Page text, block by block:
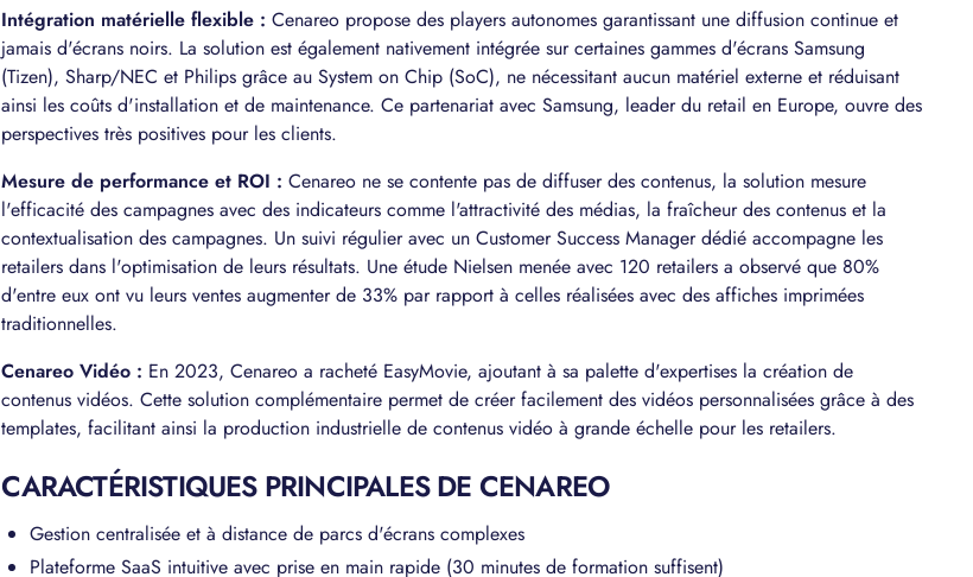
Intégration matérielle flexible : Cenareo propose des players autonomes garantissant une diffusion continue et
jamais d'écrans noirs. La solution est également nativement intégrée sur certaines gammes d'écrans Samsung
(Tizen), Sharp/NEC et Philips grâce au System on Chip (SoC), ne nécessitant aucun matériel externe et réduisant
ainsi les coûts d'installation et de maintenance. Ce partenariat avec Samsung, leader du retail en Europe, ouvre des
perspectives très positives pour les clients.
Mesure de performance et ROI : Cenareo ne se contente pas de diffuser des contenus, la solution mesure
l'efficacité des campagnes avec des indicateurs comme l'attractivité des médias, la fraîcheur des contenus et la
contextualisation des campagnes. Un suivi régulier avec un Customer Success Manager dédié accompagne les
retailers dans l'optimisation de leurs résultats. Une étude Nielsen menée avec 120 retailers a observé que 80%
d'entre eux ont vu leurs ventes augmenter de 33% par rapport à celles réalisées avec des affiches imprimées
traditionnelles.
Cenareo Vidéo : En 2023, Cenareo a racheté EasyMovie, ajoutant à sa palette d'expertises la création de
contenus vidéos. Cette solution complémentaire permet de créer facilement des vidéos personnalisées grâce à des
templates, facilitant ainsi la production industrielle de contenus vidéo à grande échelle pour les retailers.
CARACTÉRISTIQUES PRINCIPALES DE CENAREO
Gestion centralisée et à distance de parcs d'écrans complexes
Plateforme SaaS intuitive avec prise en main rapide (30 minutes de formation suffisent)